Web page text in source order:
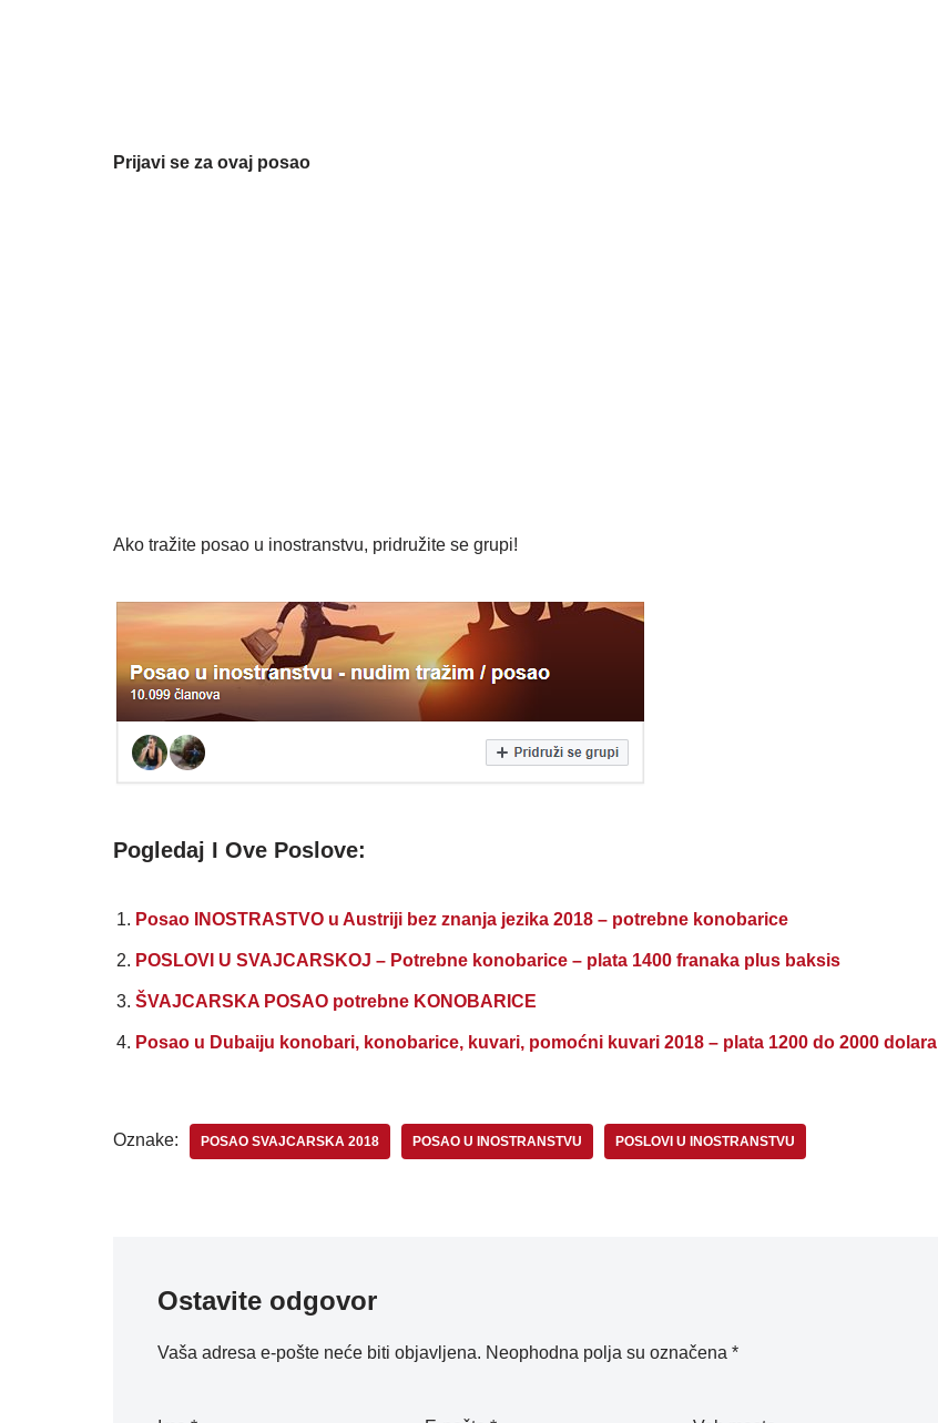
Prijavi se za ovaj posao
Ako tražite posao u inostranstvu, pridružite se grupi!
Pogledaj I Ove Poslove:
Posao INOSTRASTVO u Austriji bez znanja jezika 2018 – potrebne konobarice
POSLOVI U SVAJCARSKOJ – Potrebne konobarice – plata 1400 franaka plus baksis
ŠVAJCARSKA POSAO potrebne KONOBARICE
Posao u Dubaiju konobari, konobarice, kuvari, pomoćni kuvari 2018 – plata 1200 do 2000 dolara
Oznake: POSAO SVAJCARSKA 2018 POSAO U INOSTRANSTVU POSLOVI U INOSTRANSTVU
Ostavite odgovor
Vaša adresa e-pošte neće biti objavljena. Neophodna polja su označena *